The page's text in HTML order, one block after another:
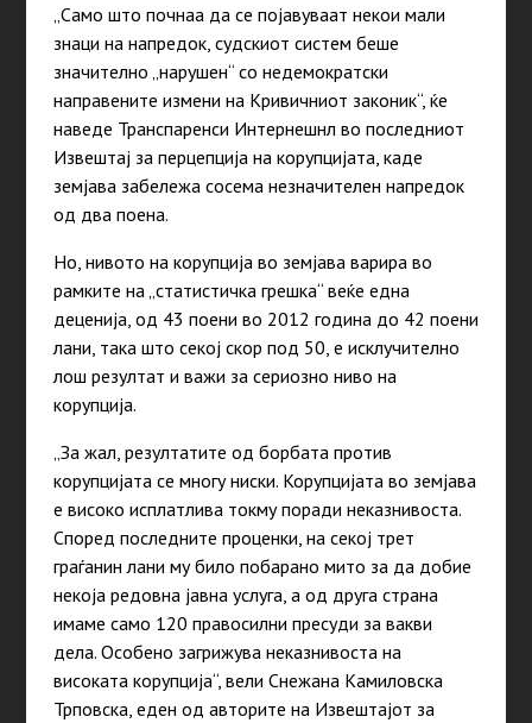
„Само што почнаа да се појавуваат некои мали
знаци на напредок, судскиот систем беше
значително „нарушен“ со недемократски
направените измени на Кривичниот законик“, ќе
наведе Транспаренси Интернешнл во последниот
Извештај за перцепција на корупцијата, каде
земјава забележа сосема незначителен напредок
од два поена.
Но, нивото на корупција во земјава варира во
рамките на „статистичка грешка“ веќе една
деценија, од 43 поени во 2012 година до 42 поени
лани, така што секој скор под 50, е исклучително
лош резултат и важи за сериозно ниво на
корупција.
„За жал, резултатите од борбата против
корупцијата се многу ниски. Корупцијата во земјава
е високо исплатлива токму поради неказнивоста.
Според последните проценки, на секој трет
граѓанин лани му било побарано мито за да добие
некоја редовна јавна услуга, а од друга страна
имаме само 120 правосилни пресуди за вакви
дела. Особено загрижува неказнивоста на
високата корупција“, вели Снежана Камиловска
Трповска, еден од авторите на Извештајот за